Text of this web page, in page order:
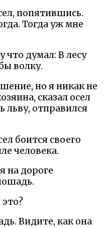
попятившись.
Тогда уж мне
что думал: В лесу
волку.
но я никак не
сказал осел
льву, отправился
боится своего
человека.
на дороге
Видите, как она